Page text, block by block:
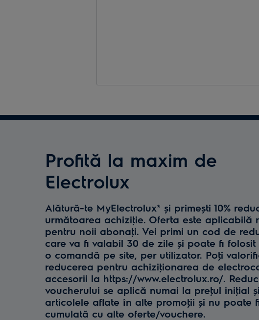
Profită la maxim de
Electrolux
Alătură-te MyElectrolux* și primești 10%
următoarea achiziţie. Oferta este aplicabilă
pentru noii abonaţi. Vei primi un cod de
care va fi valabil 30 de zile și poate fi folosit
o comandă pe site, per utilizator. Poţi
reducerea pentru achiziţionarea de
accesorii la https://www.electrolux.ro/.
voucherului se aplică numai la preţul iniţial
articolele aflate în alte promoţii și nu poate
cumulată cu alte oferte/vouchere.